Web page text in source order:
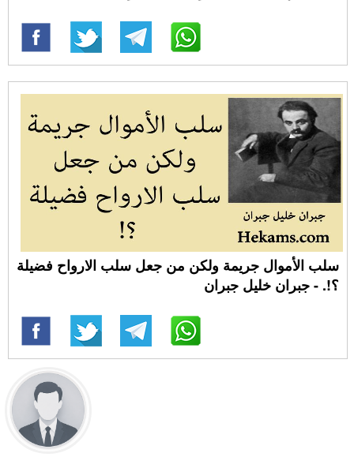
سلب الأموال جريمة ولكن من جعل سلب الارواح فضيلة
؟!. - جبران خليل جبران